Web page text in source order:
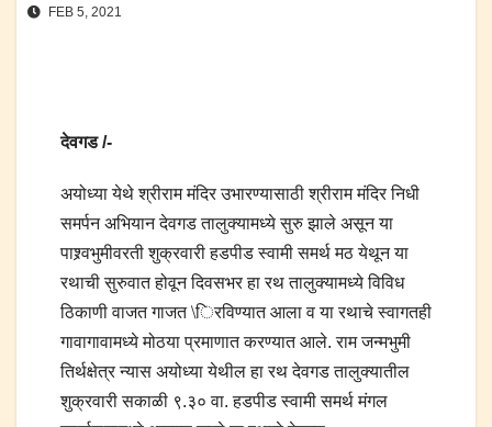
FEB 5, 2021
देवगड /-
अयोध्या येथे श्रीराम मंदिर उभारण्यासाठी श्रीराम मंदिर निधी
समर्पन अभियान देवगड तालुक्यामध्ये सुरु झाले असून या
पाश्र्वभुमीवरती शुक्रवारी हडपीड स्वामी समर्थ मठ येथून या
रथाची सुरुवात होवून दिवसभर हा रथ तालुक्यामध्ये विविध
ठिकाणी वाजत गाजत \िरविण्यात आला व या रथाचे स्वागतही
गावागावामध्ये मोठया प्रमाणात करण्यात आले. राम जन्मभुमी
तिर्थक्षेत्र न्यास अयोध्या येथील हा रथ देवगड तालुक्यातील
शुक्रवारी सकाळी ९.३० वा. हडपीड स्वामी समर्थ मंगल